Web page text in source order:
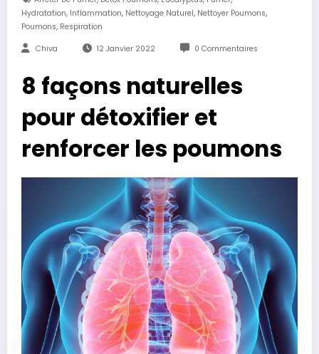
Hydratation, Inflammation, Nettoyage Naturel, Nettoyer Poumons,
Poumons, Respiration
Chiva 12 Janvier 2022 0 Commentaires
8 façons naturelles
pour détoxifier et
renforcer les poumons